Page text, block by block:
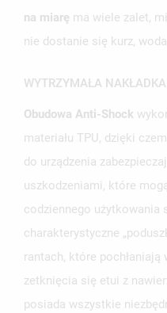
na miarę ma wiele zalet,
nie dostanie się kurz,
WYTRZYMAŁA
Obudowa Anti-Shock
materiału TPU, dzięki
do urządzenia
uszkodzeniami, które
codziennego użytkowania
charakterystyczne
rantach, które pochłaniają
zetknięcia się etui z
posiada wszystkie
MOJE LISTY
UTWÓRZ LISTĘ
NAZWA LISTY ŻYCZEŃ
ANULUJ
ZALOGUJ SIĘ
MUSISZ BYĆ
SWOJEJ LIŚCIE ŻYCZEŃ.